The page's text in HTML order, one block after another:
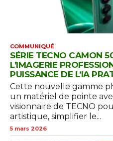
COMMUNIQUÉ
SÉRIE TECNO CAMON
L’IMAGERIE
PUISSANCE DE L’IA
Cette nouvelle gamme
un matériel de pointe
visionnaire de TECNO
artistique, simplifier le...
5 mars 2026